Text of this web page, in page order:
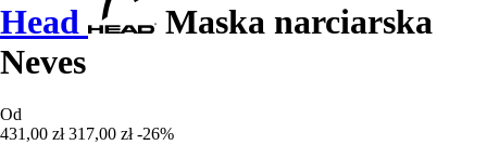
Head
Maska narciarska
Neves
Od
431,00 zł 317,00 zł -26%